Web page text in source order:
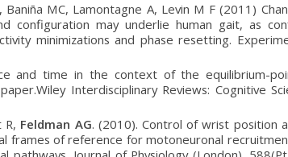
Baniña MC, Lamontagne A, Levin M F (2011)
configuration may underlie human gait, as
minimizations and phase resetting.
and time in the context of the equilibrium-
Interdisciplinary Reviews: Cognitive
Feldman AG. (2010). Control of wrist position
frames of reference for motoneuronal